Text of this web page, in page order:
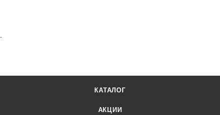
.
КАТАЛОГ
АКЦИИ